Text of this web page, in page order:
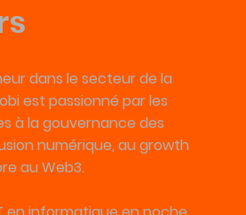
dans le secteur de la
est passionné par les
à la gouvernance des
numérique, au growth
au Web3.